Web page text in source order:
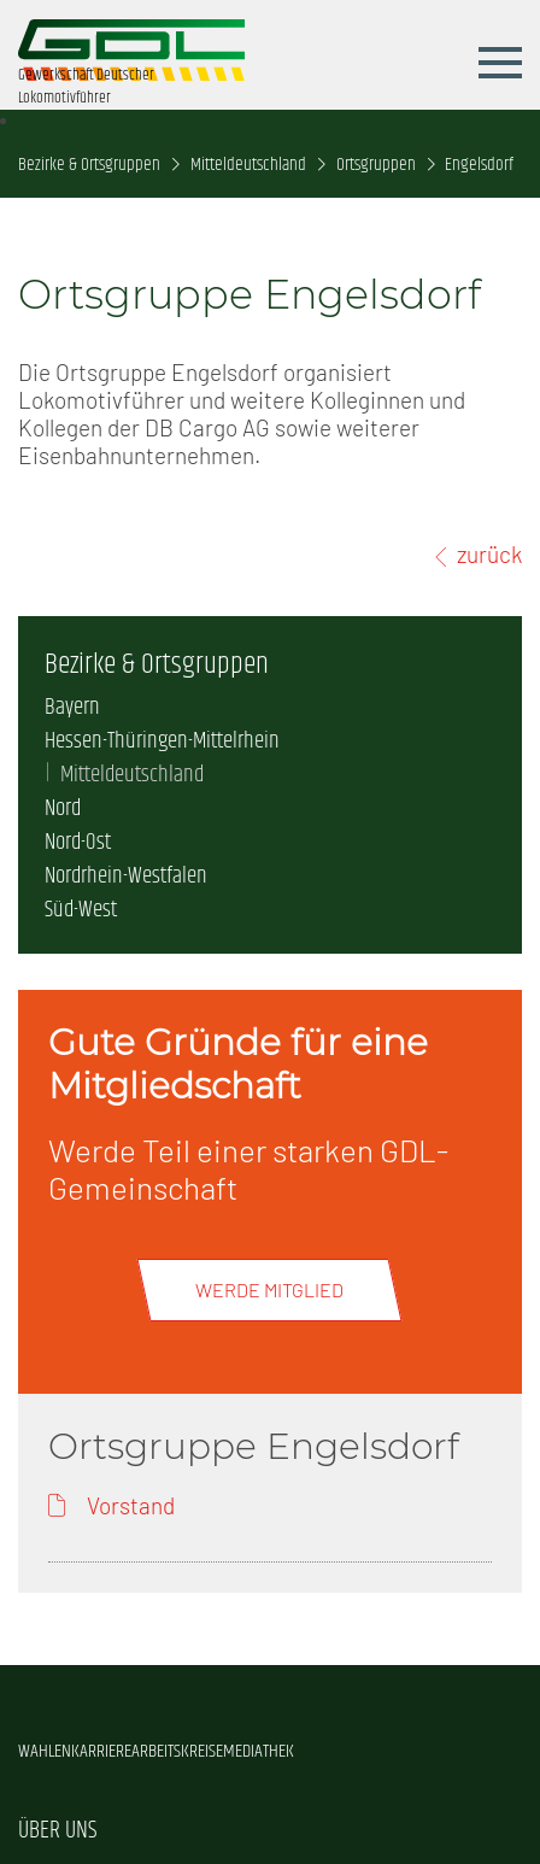
Gewerkschaft Deutscher
Lokomotivführer
Bezirke & Ortsgruppen Mitteldeutschland Ortsgruppen Engelsdorf
Ortsgruppe Engelsdorf
Die Ortsgruppe Engelsdorf organisiert
Lokomotivführer und weitere Kolleginnen und
Kollegen der DB Cargo AG sowie weiterer
Eisenbahnunternehmen.
zurück
Bezirke & Ortsgruppen
Bayern
Hessen-Thüringen-Mittelrhein
Mitteldeutschland
Nord
Nord-Ost
Nordrhein-Westfalen
Süd-West
Gute Gründe für eine
Mitgliedschaft
Werde Teil einer starken GDL-
Gemeinschaft
WERDE MITGLIED
Ortsgruppe Engelsdorf
Vorstand
WAHLENKARRIEREARBEITSKREISEMEDIATHEK
ÜBER UNS